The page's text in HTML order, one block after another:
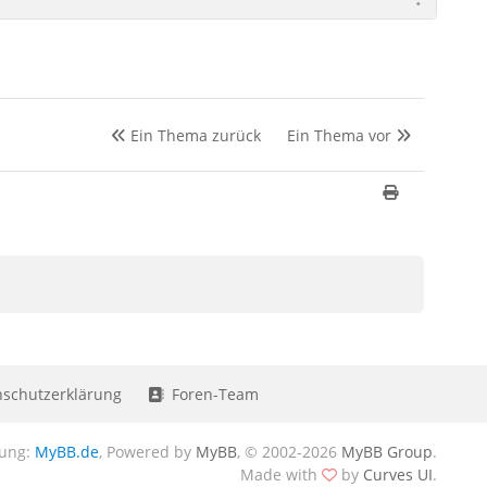
Ein Thema zurück Ein Thema vor
Foren-Team
MyBB.de, Powered by MyBB, © 2002-2026 MyBB Group.
Made with
by Curves UI.